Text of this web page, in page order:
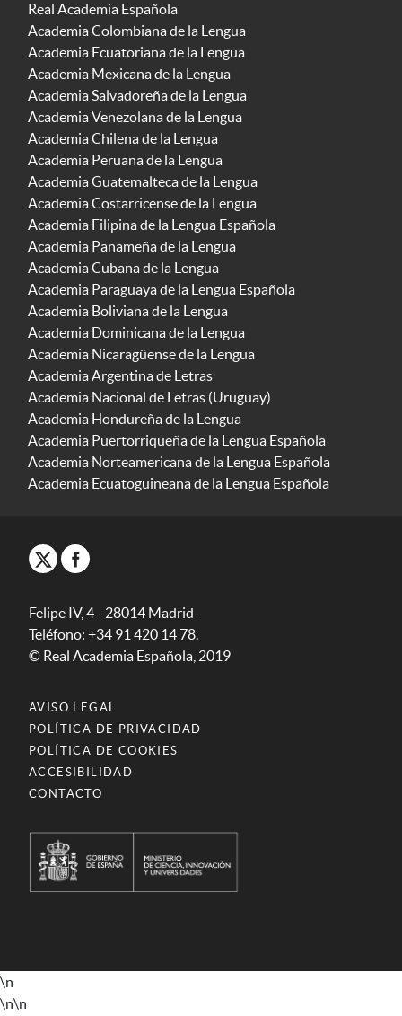
Real Academia Española
Academia Colombiana de la Lengua
Academia Ecuatoriana de la Lengua
Academia Mexicana de la Lengua
Academia Salvadoreña de la Lengua
Academia Venezolana de la Lengua
Academia Chilena de la Lengua
Academia Peruana de la Lengua
Academia Guatemalteca de la Lengua
Academia Costarricense de la Lengua
Academia Filipina de la Lengua Española
Academia Panameña de la Lengua
Academia Cubana de la Lengua
Academia Paraguaya de la Lengua Española
Academia Boliviana de la Lengua
Academia Dominicana de la Lengua
Academia Nicaragüense de la Lengua
Academia Argentina de Letras
Academia Nacional de Letras (Uruguay)
Academia Hondureña de la Lengua
Academia Puertorriqueña de la Lengua Española
Academia Norteamericana de la Lengua Española
Academia Ecuatoguineana de la Lengua Española
Felipe IV, 4 - 28014 Madrid -
Teléfono: +34 91 420 14 78.
© Real Academia Española, 2019
AVISO LEGAL
POLÍTICA DE PRIVACIDAD
POLÍTICA DE COOKIES
ACCESIBILIDAD
CONTACTO
\n
\n\n